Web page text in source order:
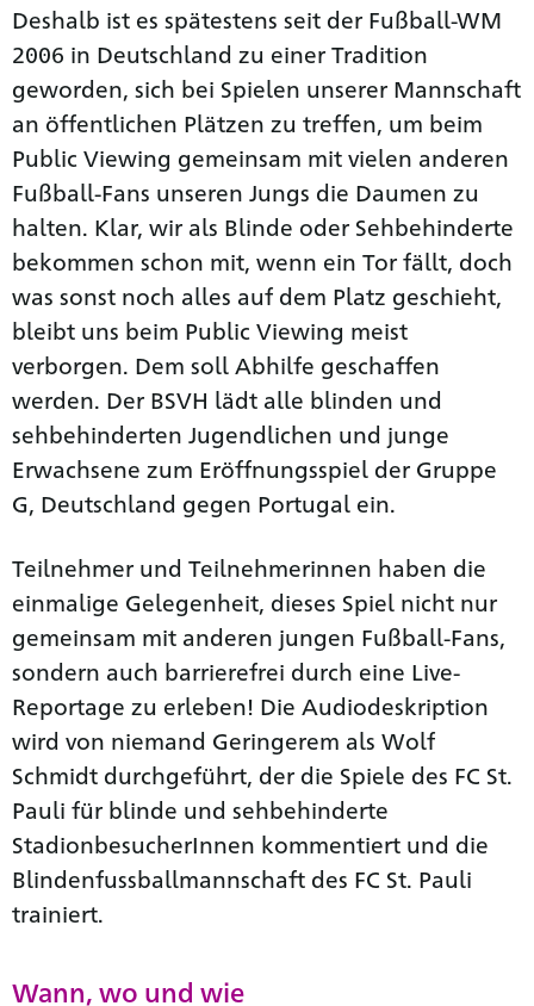
Deshalb ist es spätestens seit der Fußball-WM
2006 in Deutschland zu einer Tradition
geworden, sich bei Spielen unserer Mannschaft
an öffentlichen Plätzen zu treffen, um beim
Public Viewing gemeinsam mit vielen anderen
Fußball-Fans unseren Jungs die Daumen zu
halten. Klar, wir als Blinde oder Sehbehinderte
bekommen schon mit, wenn ein Tor fällt, doch
was sonst noch alles auf dem Platz geschieht,
bleibt uns beim Public Viewing meist
verborgen. Dem soll Abhilfe geschaffen
werden. Der BSVH lädt alle blinden und
sehbehinderten Jugendlichen und junge
Erwachsene zum Eröffnungsspiel der Gruppe
G, Deutschland gegen Portugal ein.
Teilnehmer und Teilnehmerinnen haben die
einmalige Gelegenheit, dieses Spiel nicht nur
gemeinsam mit anderen jungen Fußball-Fans,
sondern auch barrierefrei durch eine Live-
Reportage zu erleben! Die Audiodeskription
wird von niemand Geringerem als Wolf
Schmidt durchgeführt, der die Spiele des FC St.
Pauli für blinde und sehbehinderte
StadionbesucherInnen kommentiert und die
Blindenfussballmannschaft des FC St. Pauli
trainiert.
Wann, wo und wie